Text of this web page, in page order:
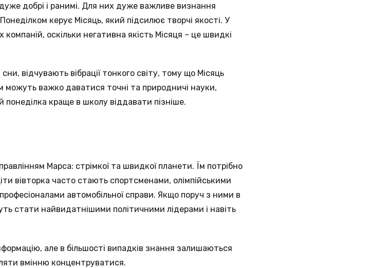
добрі і ранимі. Для них дуже важливе визнання
керує Місяць, який підсилює творчі якості. У
оскільки негативна якість Місяця – це швидкі
відчувають вібрації тонкого світу, тому що Місяць
можуть важко даватися точні та природничі науки,
краще в школу віддавати пізніше.
Марса: стрімкої та швидкої планети. Їм потрібно
вівторка часто стають спортсменами, олімпійськими
автомобільної справи. Якщо поруч з ними в
стати найвидатнішими політичними лідерами і навіть
але в більшості випадків знання залишаються
вмінню концентруватися.